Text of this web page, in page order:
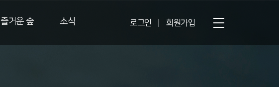
로그인 회원가입
즐거운 숲 소식